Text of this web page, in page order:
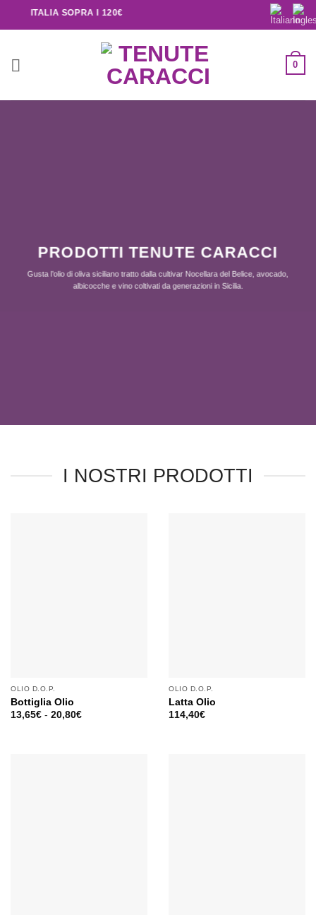
IN ITALIA SOPRA I 120€
0
PRODOTTI TENUTE CARACCI
Gusta l’olio di oliva siciliano tratto dalla cultivar Nocellara del Belice, avocado,
albicocche e vino coltivati da generazioni in Sicilia.
I NOSTRI PRODOTTI
OLIO D.O.P.
Bottiglia Olio
13,65€ - 20,80€
OLIO D.O.P.
Latta Olio
114,40€